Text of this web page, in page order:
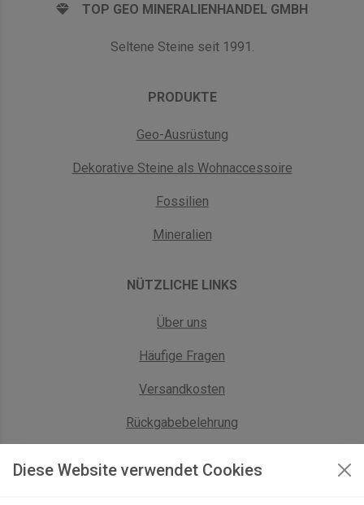
Diese Website verwendet Cookies
TOP GEO MINERALIENHANDEL GMBH
Seltene Steine seit 1991.
PRODUKTE
Geo-Ausrüstung
Dekorative Steine als Wohnaccessoire
Fossilien
Mineralien
NÜTZLICHE LINKS
Über uns
Häufige Fragen
Versandkosten
Rückgabebelehrung